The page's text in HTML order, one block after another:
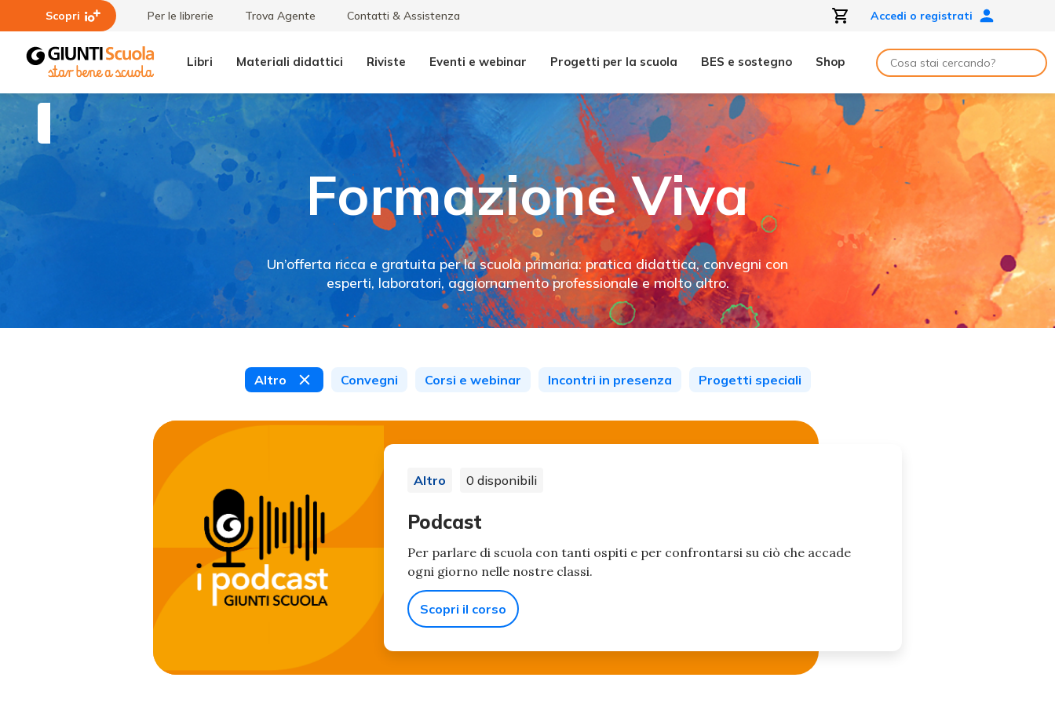
Scopri Per le librerie Trova Agente Contatti & Assistenza Accedi o registrati
Libri Materiali didattici Riviste Eventi e webinar Progetti per la scuola BES e sostegno Shop
Formazione
Viva
Corsi
Formazione Viva
Un’offerta ricca e gratuita per la scuola primaria: pratica didattica, convegni con
esperti, laboratori, aggiornamento professionale e molto altro.
Altro Convegni Corsi e webinar Incontri in presenza Progetti speciali
Altro 0 disponibili
Podcast
Per parlare di scuola con tanti ospiti e per confrontarsi su ciò che accade
ogni giorno nelle nostre classi.
Scopri il corso